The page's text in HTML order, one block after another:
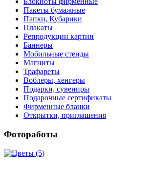
Пакеты бумажные
Папки, Кубарики
Плакаты
Репродукции картин
Баннеры
Мобильные стенды
Магниты
Трафареты
Воблеры, хенгеры
Подарки, сувениры
Подарочные сертификаты
Фирменные бланки
Открытки, приглашения
Фотоработы